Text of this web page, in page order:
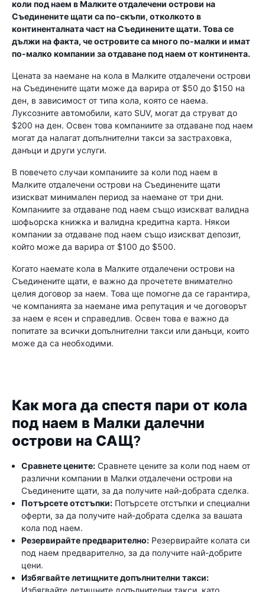
коли под наем в Малките отдалечени острови на
Съединените щати са по-скъпи, отколкото в
континенталната част на Съединените щати. Това се
дължи на факта, че островите са много по-малки и имат
по-малко компании за отдаване под наем от континента.
Цената за наемане на кола в Малките отдалечени острови
на Съединените щати може да варира от $50 до $150 на
ден, в зависимост от типа кола, която се наема.
Луксозните автомобили, като SUV, могат да струват до
$200 на ден. Освен това компаниите за отдаване под наем
могат да налагат допълнителни такси за застраховка,
данъци и други услуги.
В повечето случаи компаниите за коли под наем в
Малките отдалечени острови на Съединените щати
изискват минимален период за наемане от три дни.
Компаниите за отдаване под наем също изискват валидна
шофьорска книжка и валидна кредитна карта. Някои
компании за отдаване под наем също изискват депозит,
който може да варира от $100 до $500.
Когато наемате кола в Малките отдалечени острови на
Съединените щати, е важно да прочетете внимателно
целия договор за наем. Това ще помогне да се гарантира,
че компанията за наемане има репутация и че договорът
за наем е ясен и справедлив. Освен това е важно да
попитате за всички допълнителни такси или данъци, които
може да са необходими.
Как мога да спестя пари от кола
под наем в Малки далечни
острови на САЩ?
Сравнете цените: Сравнете цените за коли под наем от
различни компании в Малки отдалечени острови на
Съединените щати, за да получите най-добрата сделка.
Потърсете отстъпки: Потърсете отстъпки и специални
оферти, за да получите най-добрата сделка за вашата
кола под наем.
Резервирайте предварително: Резервирайте колата си
под наем предварително, за да получите най-добрите
цени.
Избягвайте летищните допълнителни такси:
Избягвайте летищните допълнителни такси, като